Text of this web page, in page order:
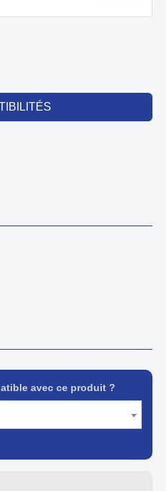
avec ce produit ?